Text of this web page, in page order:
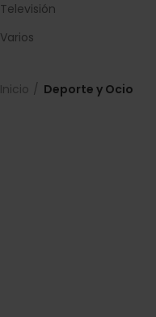
Televisión
Varios
Inicio Deporte y Ocio